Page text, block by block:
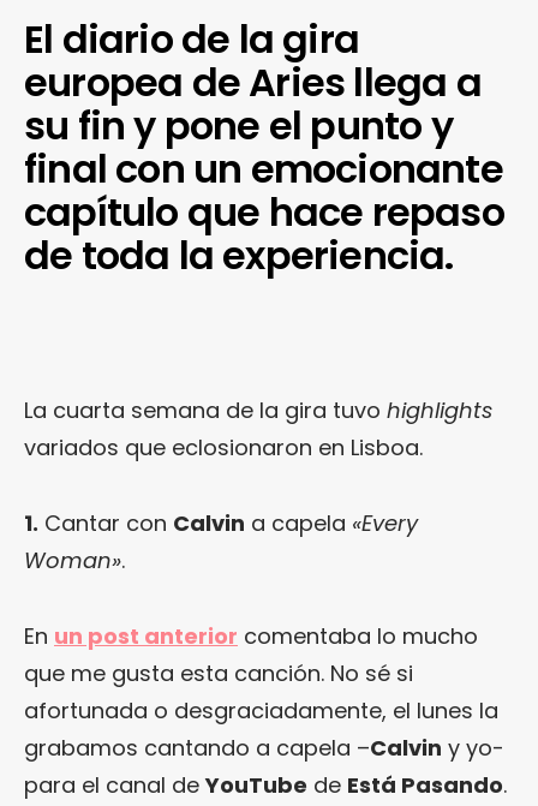
El diario de la gira
europea de Aries llega a
su fin y pone el punto y
final con un emocionante
capítulo que hace repaso
de toda la experiencia.
La cuarta semana de la gira tuvo highlights
variados que eclosionaron en Lisboa.
1. Cantar con Calvin a capela «Every
Woman».
En un post anterior comentaba lo mucho
que me gusta esta canción. No sé si
afortunada o desgraciadamente, el lunes la
grabamos cantando a capela –Calvin y yo-
para el canal deYouTube de Está Pasando.